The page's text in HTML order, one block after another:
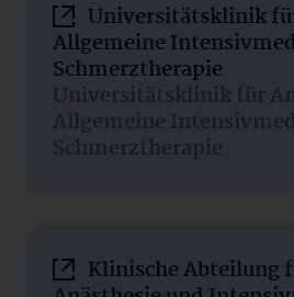
Universitätsklinik
Allgemeine
Schmerztherapie
Universitätsklinik für
Allgemeine
Schmerztherapie
Klinische Abteilung